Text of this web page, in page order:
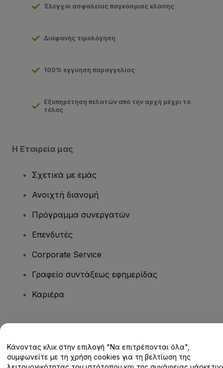
Έλεγχοι ασφαλείας παγκόσμιας κλάσης
Διαφανής τιμολόγηση
100% εγγύηση παραγγελίας
Εξυπηρέτηση πελατών από την αρχή μέχρι το
τέλος
Η Εταιρεία μας
Σχετικά με εμάς
Ανοιχτή διανομή
Πρόγραμμα συνεργατών
Επενδυτές
Corporate Service
Γραφείο συντάξεως εφημερίδας
Καριέρα
Κέντρο βοήθειας / Επικοινωνήστε μαζί μας
Κάνοντας κλικ στην επιλογή "Να επιτρέπονται όλα",
συμφωνείτε με τη χρήση cookies για τη βελτίωση της